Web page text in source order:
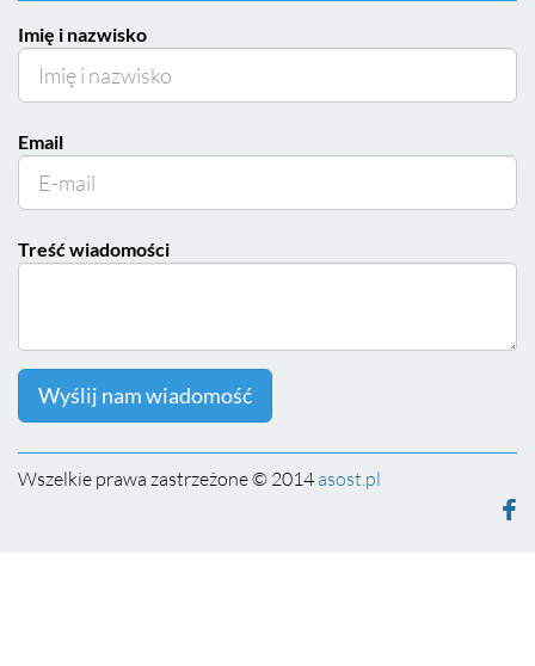
Imię i nazwisko
Email
Treść wiadomości
Wyślij nam wiadomość
Wszelkie prawa zastrzeżone © 2014 asost.pl